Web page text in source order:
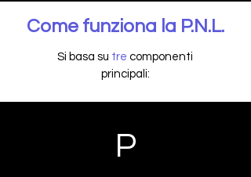
Come funziona la P.N.L.
Si basa su tre componenti
principali:
P